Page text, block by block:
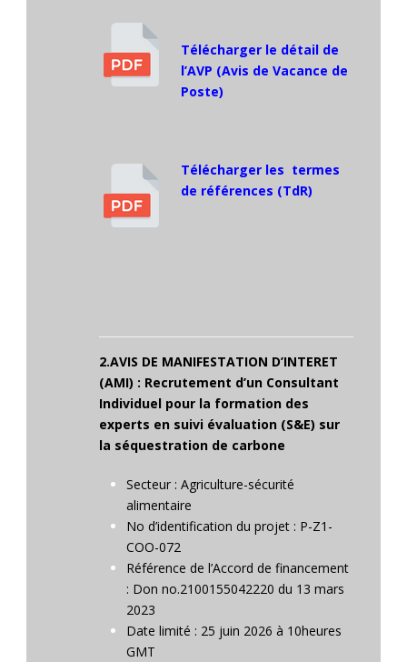
Télécharger le détail de
l’AVP (Avis de Vacance de
Poste)
Télécharger les termes
de références (TdR)
2.AVIS DE MANIFESTATION D’INTERET
(AMI) : Recrutement d’un Consultant
Individuel pour la formation des
experts en suivi évaluation (S&E) sur
la séquestration de carbone
Secteur : Agriculture-sécurité
alimentaire
No d’identification du projet : P-Z1-
COO-072
Référence de l’Accord de financement
: Don no.2100155042220 du 13 mars
2023
Date limité : 25 juin 2026 à 10heures
GMT